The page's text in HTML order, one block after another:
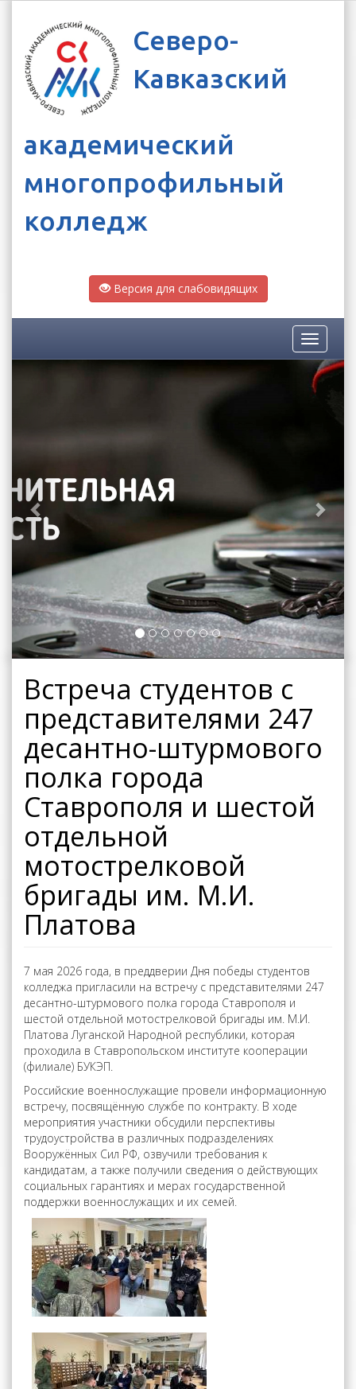
Северо-
Кавказский
академический
многопрофильный
колледж
Версия для слабовидящих
Toggle
Previous Next
Встреча студентов с
представителями 247
десантно-штурмового
полка города
Ставрополя и шестой
отдельной
мотострелковой
бригады им. М.И.
Платова
7 мая 2026 года, в преддверии Дня победы студентов
колледжа пригласили на встречу с представителями 247
десантно-штурмового полка города Ставрополя и
шестой отдельной мотострелковой бригады им. М.И.
Платова Луганской Народной республики, которая
проходила в Ставропольском институте кооперации
(филиале) БУКЭП.
Российские военнослужащие провели информационную
встречу, посвящённую службе по контракту. В ходе
мероприятия участники обсудили перспективы
трудоустройства в различных подразделениях
Вооружённых Сил РФ, озвучили требования к
кандидатам, а также получили сведения о действующих
социальных гарантиях и мерах государственной
поддержки военнослужащих и их семей.